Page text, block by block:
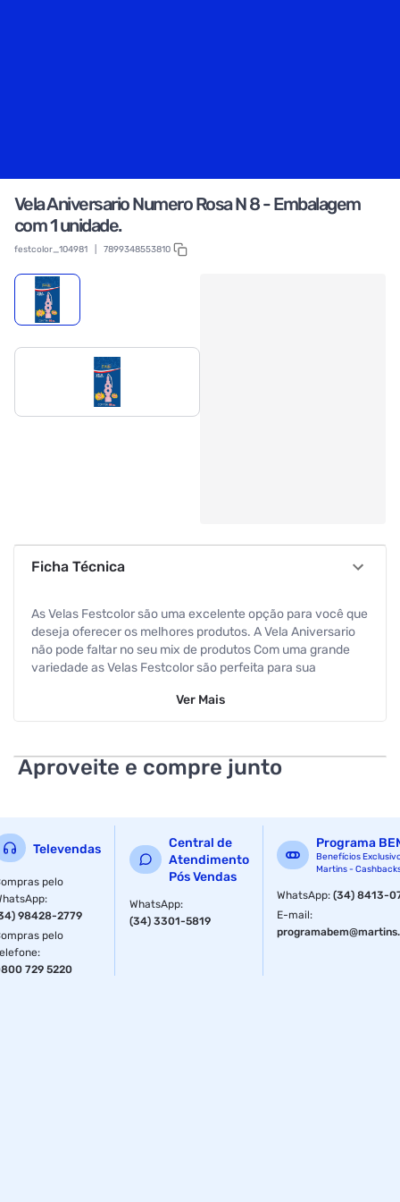
Vela Aniversario Numero Rosa N 8 - Embalagem
com 1 unidade.
festcolor_104981 7899348553810
Ficha Técnica
As Velas Festcolor são uma excelente opção para você que
deseja oferecer os melhores produtos. A Vela Aniversario
não pode faltar no seu mix de produtos Com uma grande
variedade as Velas Festcolor são perfeita para sua
para sua loja. Embalagem com 10 pacotes que contém 1
Origem: NACIONAL EAN13: 7899348553810 EAN13(UN):
DUN14: 17899348553817 A Vela Aniversario Com uma
Ver Mais
Aproveite e compre junto
Televendas
pelo
:
98428-2779
pelo
:
729 5220
Central de
Atendimento
Pós Vendas
WhatsApp:
(34) 3301-5819
Programa
Benefícios
Martins -
WhatsApp:(34) 8413-
E-mail: